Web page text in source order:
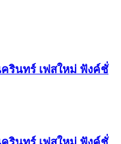
รินทร์ เฟสใหม่ ฟังค์ชั่